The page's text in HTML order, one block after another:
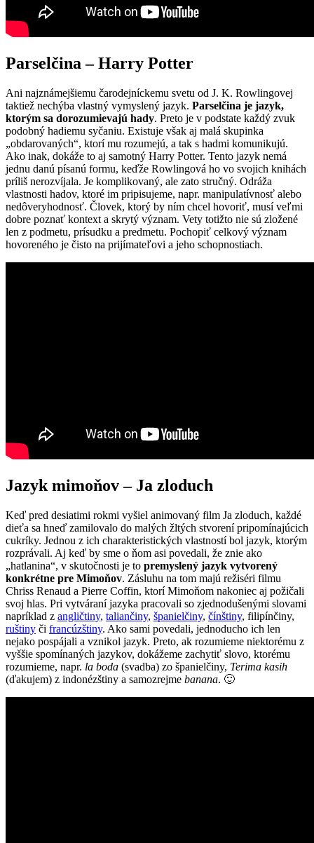
Parselčina – Harry Potter
Ani najznámejšiemu čarodejníckemu svetu od J. K. Rowlingovej
taktiež nechýba vlastný vymyslený jazyk. Parselčina je jazyk,
ktorým sa dorozumievajú hady. Preto je v podstate každý zvuk
podobný hadiemu syčaniu. Existuje však aj malá skupinka
„obdarovaných“, ktorí mu rozumejú, a tak s hadmi komunikujú.
Ako inak, dokáže to aj samotný Harry Potter. Tento jazyk nemá
jednu danú písanú formu, keďže Rowlingová ho vo svojich knihách
príliš nerozvíjala. Je komplikovaný, ale zato stručný. Odráža
vlastnosti hadov, ktoré im pripisujeme, napr. manipulatívnosť alebo
nedôveryhodnosť. Človek, ktorý by ním chcel hovoriť, musí veľmi
dobre poznať kontext a skrytý význam. Vety totižto nie sú zložené
len z podmetu, prísudku a predmetu. Pochopiť celkový význam
hovoreného je čisto na prijímateľovi a jeho schopnostiach.
Jazyk mimoňov – Ja zloduch
Keď pred desiatimi rokmi vyšiel animovaný film Ja zloduch, každé
dieťa sa hneď zamilovalo do malých žltých stvorení pripomínajúcich
cukríky. Jednou z ich charakteristických vlastností bol jazyk, ktorým
rozprávali. Aj keď by sme o ňom asi povedali, že znie ako
„hatlanina“, v skutočnosti je to premyslený jazyk vytvorený
konkrétne pre Mimoňov. Zásluhu na tom majú režiséri filmu
Chriss Renaud a Pierre Coffin, ktorí Mimoňom nakoniec aj požičali
svoj hlas. Pri vytváraní jazyka pracovali so zjednodušenými slovami
napríklad z angličtiny, taliančiny, španielčiny, čínštiny, filipínčiny,
ruštiny či francúzštiny. Ako sami povedali, jednoducho ich len
nejako pospájali a vznikol jazyk. Preto, ak rozumieme niektorému z
vyššie spomínaných jazykov, dokážeme zachytiť slovo, ktorému
rozumieme, napr. la boda (svadba) zo španielčiny, Terima kasih
(ďakujem) z indonézštiny a samozrejme banana. 🙂